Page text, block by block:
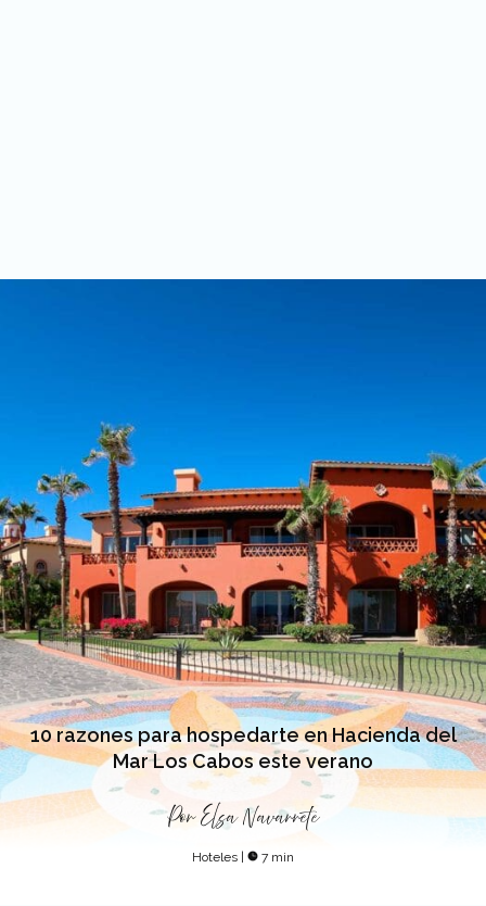
10 razones para hospedarte en Hacienda del
Mar Los Cabos este verano
Por Elsa Navarrete
Hoteles 7 min